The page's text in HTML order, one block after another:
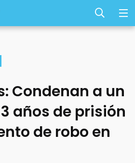
Condenan a un
años de prisión
de robo en